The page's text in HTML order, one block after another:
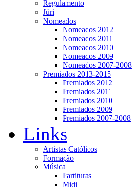
Regulamento
Júri
Nomeados
Nomeados 2012
Nomeados 2011
Nomeados 2010
Nomeados 2009
Nomeados 2007-2008
Premiados 2013-2015
Premiados 2012
Premiados 2011
Premiados 2010
Premiados 2009
Premiados 2007-2008
Links
Artistas Católicos
Formação
Música
Partituras
Midi